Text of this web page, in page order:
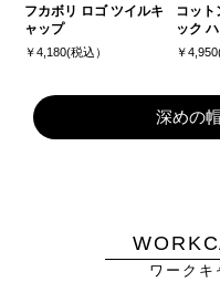
フカボリ ロゴ ツイルキ
ャップ
￥4,180(税込）
コット
ック
￥
深めの
ワークキ